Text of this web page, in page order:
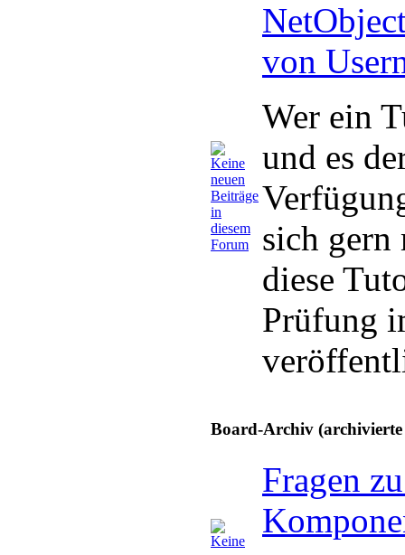
von
Wer ein
und es
sich gern
diese
Prüfung
Board-Archiv
Fragen